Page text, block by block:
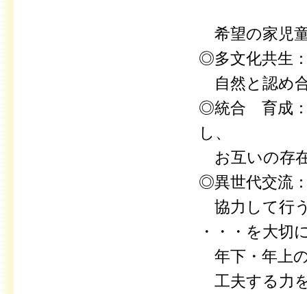
希望の家児
◎多文化共生
自然と認め
◎統合 育成：
し、
お互いの存
◎異世代交流
協力して行
・・・を大切
年下・年上
工夫する力